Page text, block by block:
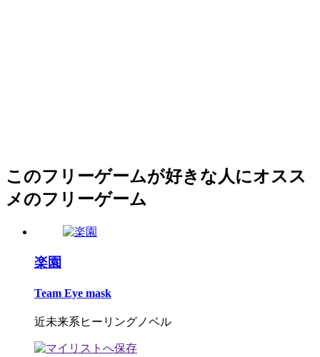
このフリーゲームが好きな人にオスス
メのフリーゲーム
楽園
Team Eye mask
近未来系ヒーリングノベル